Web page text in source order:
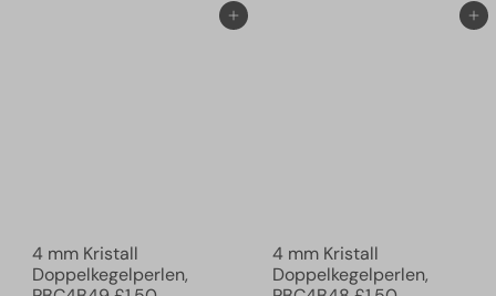
In den Einkaufswagen legen
4 mm Kristall
Doppelkegelperlen,
In den Einkaufswagen legen
4 mm Kristall
Doppelkegelperlen,